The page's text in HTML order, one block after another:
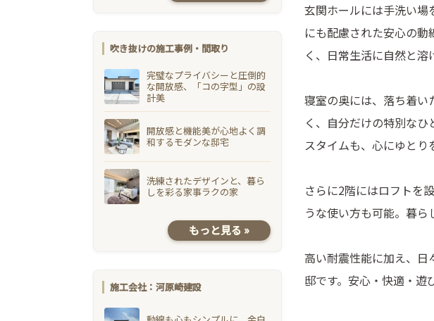
吹き抜けの施工事例・間取り
完璧なプライバシーと圧倒的
な開放感、「コの字型」の設
計美
開放感と機能美が心地よく調
和するモダンな邸宅
洗練されたデザインと、暮ら
しを彩る家事ラクの家
もっと見る »
施工会社：河原崎建設
玄関ホールには手洗い
にも配慮された安心の
く、日常生活に自然と溶
寝室の奥には、落ち着い
く、自分だけの特別な
スタイムも、心にゆとり
さらに2階にはロフトを
うな使い方も可能。暮ら
高い耐震性能に加え、
邸です。安心・快適・遊